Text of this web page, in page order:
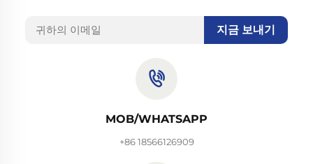
지금 보내기
MOB/WHATSAPP
+86 18566126909